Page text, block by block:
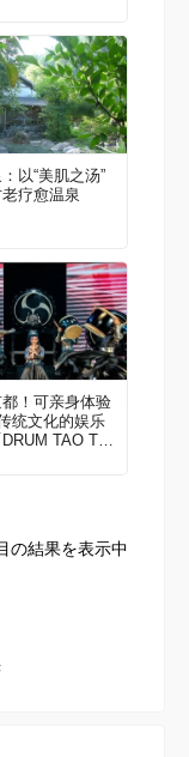
以“美肌之汤”
疗愈温泉
！可亲身体验
统文化的娱乐
TAO TH
の結果を表示中